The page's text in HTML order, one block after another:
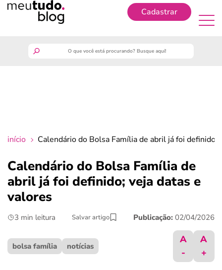
Cadastrar
crédito fácil
início Calendário do Bolsa Família de abril já foi definido;
Calendário do Bolsa Família de
abril já foi definido; veja datas e
valores
3 min leitura Salvar artigo Publicação: 02/04/2026
bolsa família notícias
A
-
A
+